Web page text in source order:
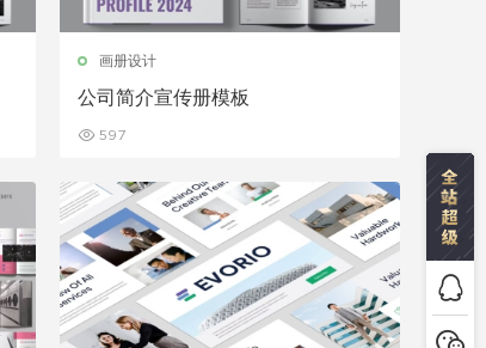
画册设计
公司简介宣传册模板
597